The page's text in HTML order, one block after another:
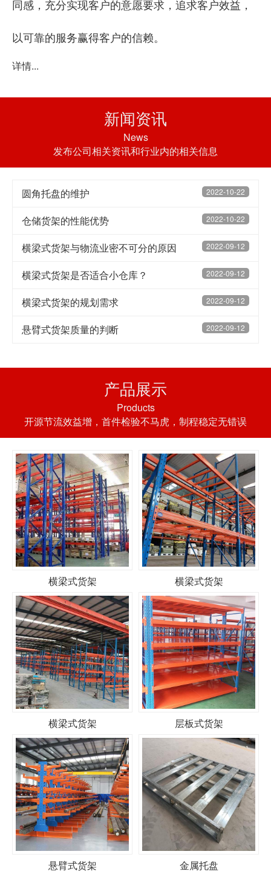
同感，充分实现客户的意愿要求，追求客户效益，
以可靠的服务赢得客户的信赖。
详情...
新闻资讯
News
发布公司相关资讯和行业内的相关信息
2022-10-22
圆角托盘的维护
2022-10-22
仓储货架的性能优势
2022-09-12
横梁式货架与物流业密不可分的原因
2022-09-12
横梁式货架是否适合小仓库？
2022-09-12
横梁式货架的规划需求
2022-09-12
悬臂式货架质量的判断
产品展示
Products
开源节流效益增，首件检验不马虎，制程稳定无错误
横梁式货架 横梁式货架
横梁式货架 层板式货架
悬臂式货架 金属托盘